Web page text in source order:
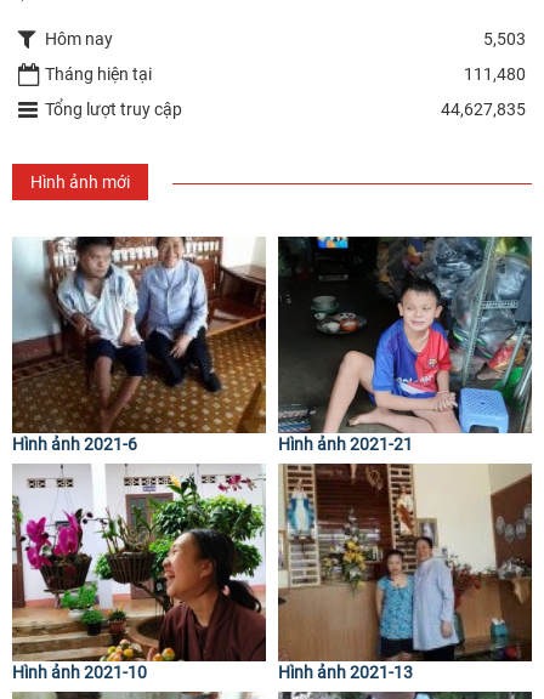
Hôm nay
5,503
Tháng hiện tại
111,480
Tổng lượt truy cập
44,627,835
Hình ảnh mới
Hình ảnh 2021-6 Hình ảnh 2021-21
Hình ảnh 2021-10 Hình ảnh 2021-13